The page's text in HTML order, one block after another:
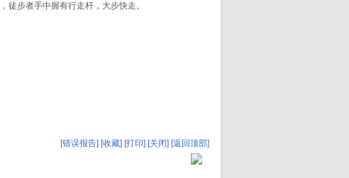
，徒步者手中握有行走杆，大步快走。
[错误报告] [收藏] [打印] [关闭] [返回顶部]